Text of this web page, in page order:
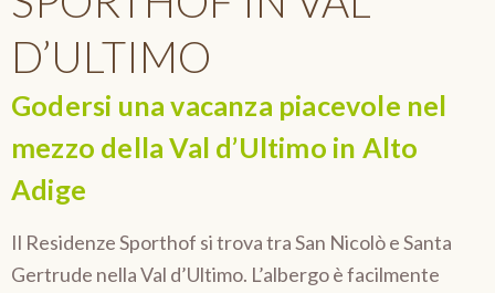
D’ULTIMO
Godersi una vacanza piacevole nel
mezzo della Val d’Ultimo in Alto
Adige
Il Residenze Sporthof si trova tra San Nicolò e Santa
Gertrude nella Val d’Ultimo. L’albergo è facilmente